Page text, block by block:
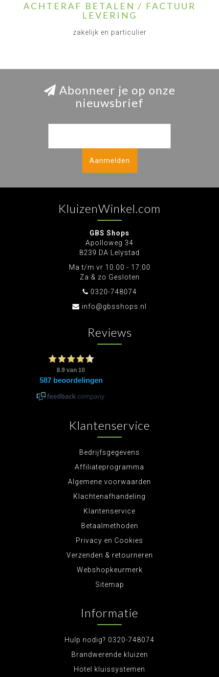
ACHTERAF BETALEN / FACTUUR
LEVERING
zakelijk en particulier
Abonneer je op onze
nieuwsbrief
Aanmelden
KluizenWinkel.com
GBS Shops
Apolloweg 34
8239 DA Lelystad
Ma t/m vr 10:00 - 17:00
Za & zo Gesloten
0320-748074
info@gbsshops.nl
Reviews
Klantenservice
Bedrijfsgegevens
Affiliateprogramma
Algemene voorwaarden
Klachtenafhandeling
Klantenservice
Betaalmethoden
Privacy en Cookies
Verzenden & retourneren
Webshopkeurmerk
Sitemap
Informatie
Hulp nodig? 0320-748074
Brandwerende kluizen
Hotel kluissystemen